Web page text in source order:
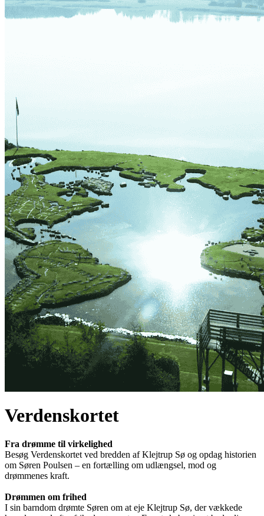
Verdenskortet
Fra drømme til virkelighed
Besøg Verdenskortet ved bredden af Klejtrup Sø og opdag historien
om Søren Poulsen – en fortælling om udlængsel, mod og
drømmenes kraft.
Drømmen om frihed
I sin barndom drømte Søren om at eje Klejtrup Sø, der vækkede